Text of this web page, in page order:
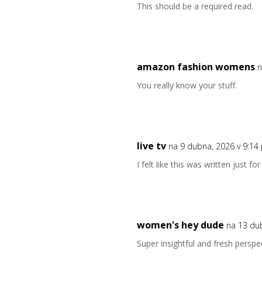
This should be a required read.
amazon fashion womens
You really know your stuff.
live tv na 9 dubna, 2026 v 9:14
I felt like this was written just for
women's hey dude na 13
Super insightful and fresh